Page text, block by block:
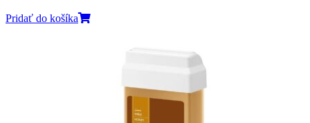
Pridať do košíka